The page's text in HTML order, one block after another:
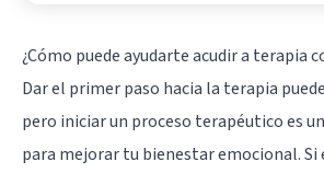
¿Cómo puede ayudarte acudir a terapia
Dar el primer paso hacia la terapia
pero iniciar un proceso terapéutico es
para mejorar tu bienestar emocional. Si